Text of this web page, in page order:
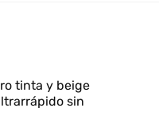
tinta y beige
sin